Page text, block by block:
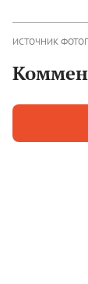
ИСТОЧНИК